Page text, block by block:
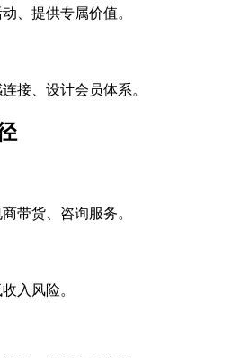
、提供专属价值。
接、设计会员体系。
带货、咨询服务。
入风险。